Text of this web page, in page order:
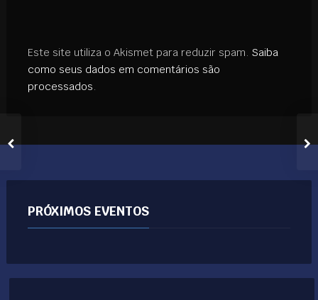
Este site utiliza o Akismet para reduzir spam. Saiba
como seus dados em comentários são
processados.
PRÓXIMOS EVENTOS